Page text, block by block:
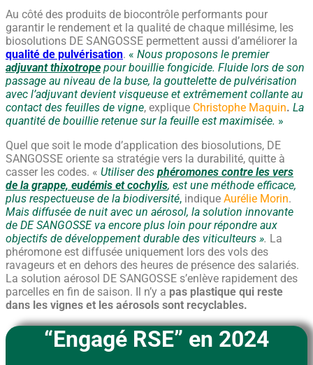
Au côté des produits de biocontrôle performants pour
garantir le rendement et la qualité de chaque millésime, les
biosolutions DE SANGOSSE permettent aussi d’améliorer la
qualité de pulvérisation. « Nous proposons le premier
adjuvant thixotrope pour bouillie fongicide. Fluide lors de son
passage au niveau de la buse, la gouttelette de pulvérisation
avec l’adjuvant devient visqueuse et extrêmement collante au
contact des feuilles de vigne, explique Christophe Maquin. La
quantité de bouillie retenue sur la feuille est maximisée. »
Quel que soit le mode d’application des biosolutions, DE
SANGOSSE oriente sa stratégie vers la durabilité, quitte à
casser les codes. « Utiliser des phéromones contre les vers
de la grappe, eudémis et cochylis, est une méthode efficace,
plus respectueuse de la biodiversité, indique Aurélie Morin.
Mais diffusée de nuit avec un aérosol, la solution innovante
de DE SANGOSSE va encore plus loin pour répondre aux
objectifs de développement durable des viticulteurs ». La
phéromone est diffusée uniquement lors des vols des
ravageurs et en dehors des heures de présence des salariés.
La solution aérosol DE SANGOSSE s’enlève rapidement des
parcelles en fin de saison. Il n’y a pas plastique qui reste
dans les vignes et les aérosols sont recyclables.
“Engagé RSE” en 2024